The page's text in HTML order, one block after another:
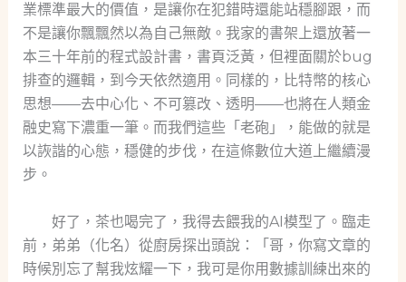
業標準最大的價值，是讓你在犯錯時還能站穩腳跟，而
不是讓你飄飄然以為自己無敵。我家的書架上還放著一
本三十年前的程式設計書，書頁泛黃，但裡面關於bug
排查的邏輯，到今天依然適用。同樣的，比特幣的核心
思想——去中心化、不可篡改、透明——也將在人類金
融史寫下濃重一筆。而我們這些「老砲」，能做的就是
以詼諧的心態，穩健的步伐，在這條數位大道上繼續漫
步。
好了，茶也喝完了，我得去餵我的AI模型了。臨走
前，弟弟（化名）從廚房探出頭說：「哥，你寫文章的
時候別忘了幫我炫耀一下，我可是你用數據訓練出來的